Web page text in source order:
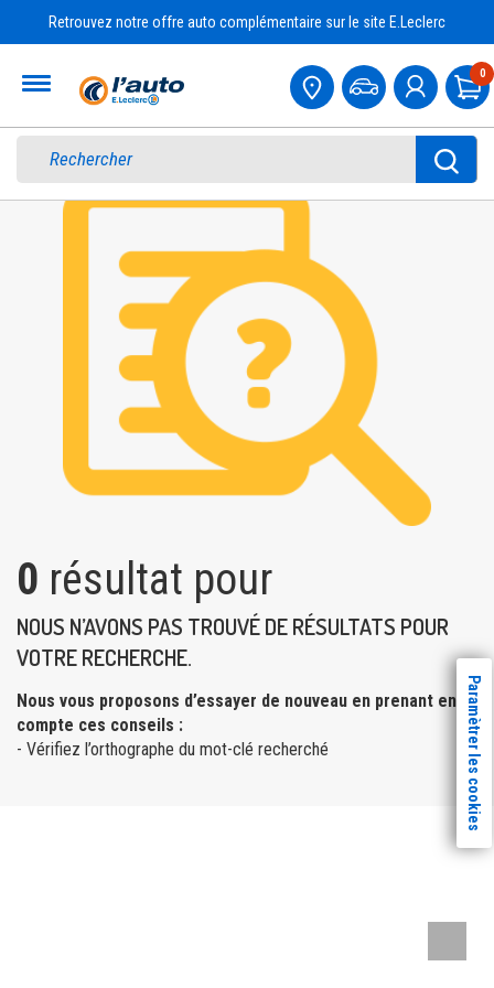
Retrouvez notre offre auto complémentaire sur le site E.Leclerc
0
0 résultat pour
NOUS N’AVONS PAS TROUVÉ DE RÉSULTATS POUR
VOTRE RECHERCHE.
Nous vous proposons d’essayer de nouveau en prenant en
compte ces conseils :
- Vérifiez l’orthographe du mot-clé recherché
Paramètrer les cookies